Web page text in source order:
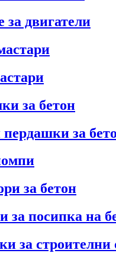
за двигатели
за бетон
за
за бетон
за посипка на
за строителни